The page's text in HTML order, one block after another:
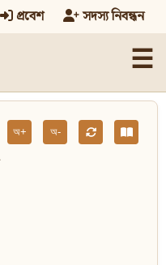
প্রবেশ সদস্য নিবন্ধন
☰
অ+ অ-